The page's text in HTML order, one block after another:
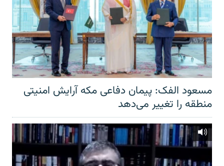
مسعود الفک: پیمان دفاعی مکه آرایش امنیتی
منطقه را تغییر می‌دهد